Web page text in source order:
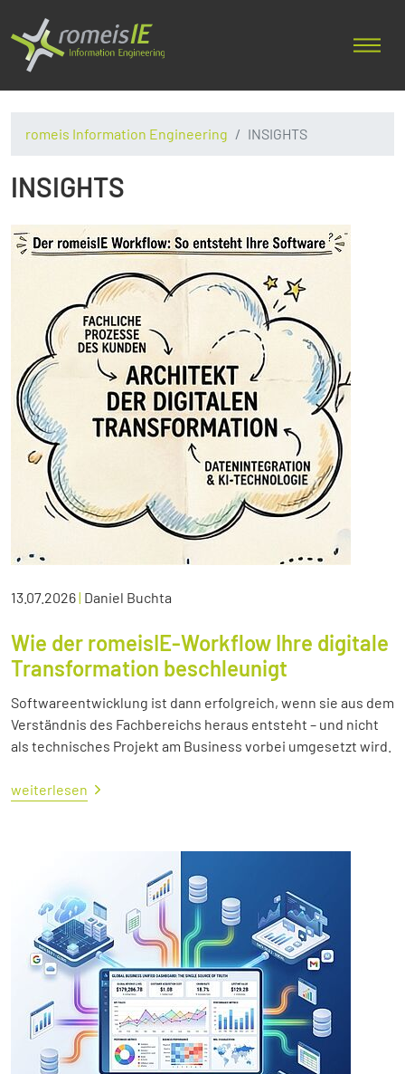
romeis Information Engineering INSIGHTS
INSIGHTS
13.07.2026| Daniel Buchta
Wie der romeisIE-Workflow Ihre digitale
Transformation beschleunigt
Softwareentwicklung ist dann erfolgreich, wenn sie aus dem
Verständnis des Fachbereichs heraus entsteht – und nicht
als technisches Projekt am Business vorbei umgesetzt wird.
weiterlesen